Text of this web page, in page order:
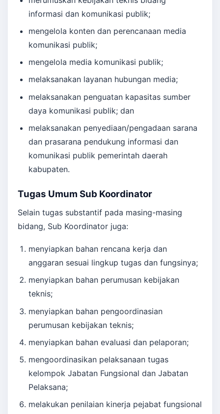
informasi dan komunikasi publik;
mengelola konten dan perencanaan media
komunikasi publik;
mengelola media komunikasi publik;
melaksanakan layanan hubungan media;
melaksanakan penguatan kapasitas sumber
daya komunikasi publik; dan
melaksanakan penyediaan/pengadaan sarana
dan prasarana pendukung informasi dan
komunikasi publik pemerintah daerah
kabupaten.
Tugas Umum Sub Koordinator
Selain tugas substantif pada masing-masing
bidang, Sub Koordinator juga:
menyiapkan bahan rencana kerja dan
anggaran sesuai lingkup tugas dan fungsinya;
menyiapkan bahan perumusan kebijakan
teknis;
menyiapkan bahan pengoordinasian
perumusan kebijakan teknis;
menyiapkan bahan evaluasi dan pelaporan;
mengoordinasikan pelaksanaan tugas
kelompok Jabatan Fungsional dan Jabatan
Pelaksana;
melakukan penilaian kinerja pejabat fungsional